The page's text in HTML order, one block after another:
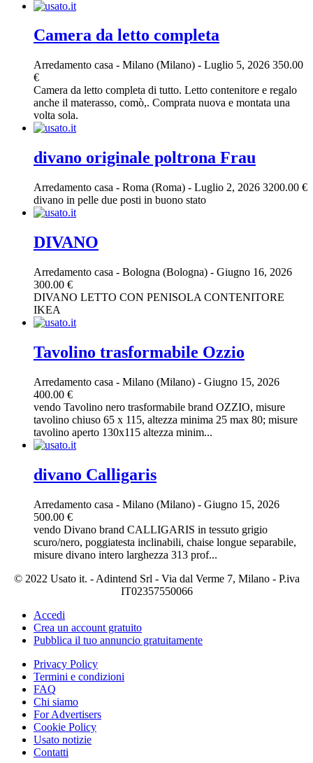
Camera da letto completa
Arredamento casa - Milano (Milano) - Luglio 5, 2026 350.00
€
Camera da letto completa di tutto. Letto contenitore e regalo
anche il materasso, comò,. Comprata nuova e montata una
volta sola.
divano originale poltrona Frau
Arredamento casa - Roma (Roma) - Luglio 2, 2026 3200.00 €
divano in pelle due posti in buono stato
DIVANO
Arredamento casa - Bologna (Bologna) - Giugno 16, 2026
300.00 €
DIVANO LETTO CON PENISOLA CONTENITORE
IKEA
Tavolino trasformabile Ozzio
Arredamento casa - Milano (Milano) - Giugno 15, 2026
400.00 €
vendo Tavolino nero trasformabile brand OZZIO, misure
tavolino chiuso 65 x 115, altezza minima 25 max 80; misure
tavolino aperto 130x115 altezza minim...
divano Calligaris
Arredamento casa - Milano (Milano) - Giugno 15, 2026
500.00 €
vendo Divano brand CALLIGARIS in tessuto grigio
scuro/nero, poggiatesta inclinabili, chaise longue separabile,
misure divano intero larghezza 313 prof...
© 2022 Usato it. - Adintend Srl - Via dal Verme 7, Milano - P.iva
IT02357550066
Accedi
Crea un account gratuito
Pubblica il tuo annuncio gratuitamente
Privacy Policy
Termini e condizioni
FAQ
Chi siamo
For Advertisers
Cookie Policy
Usato notizie
Contatti